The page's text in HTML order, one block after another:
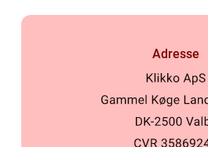
Adresse